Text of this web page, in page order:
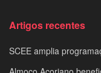
Artigos recentes
SCEE amplia